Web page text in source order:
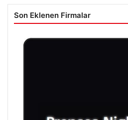
Son Eklenen Firmalar